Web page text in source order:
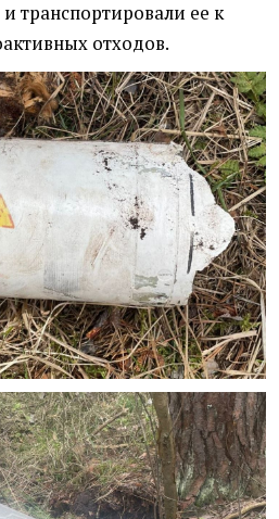
транспортировали ее к
отходов.